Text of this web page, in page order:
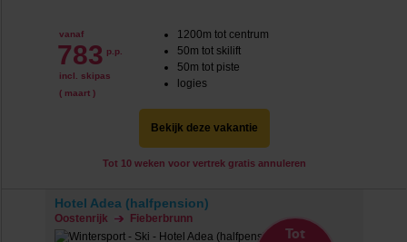
vanaf
783 p.p.
incl. skipas
( maart )
1200m tot centrum
50m tot skilift
50m tot piste
logies
Bekijk deze vakantie
Tot 10 weken voor vertrek gratis annuleren
Hotel Adea (halfpension)
Oostenrijk Fieberbrunn
Tot